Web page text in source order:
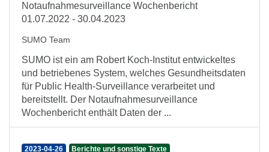
Notaufnahmesurveillance Wochenbericht
01.07.2022 - 30.04.2023
SUMO Team
SUMO ist ein am Robert Koch-Institut entwickeltes
und betriebenes System, welches Gesundheitsdaten
für Public Health-Surveillance verarbeitet und
bereitstellt. Der Notaufnahmesurveillance
Wochenbericht enthält Daten der ...
2023-04-26 Berichte und sonstige Texte